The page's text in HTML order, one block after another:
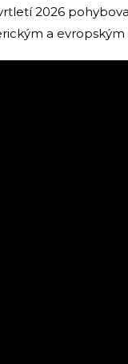
2026
a